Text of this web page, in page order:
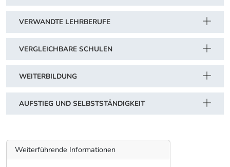
VERWANDTE LEHRBERUFE
VERGLEICHBARE SCHULEN
WEITERBILDUNG
AUFSTIEG UND SELBSTSTÄNDIGKEIT
Weiterführende Informationen